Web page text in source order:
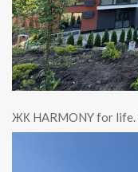
ЖК HARMONY for life.